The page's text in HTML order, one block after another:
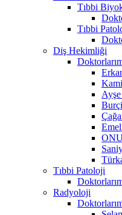
Tıbbi
Tıbbi
Diş Hekimliği
Tıbbi Patoloji
Radyoloji